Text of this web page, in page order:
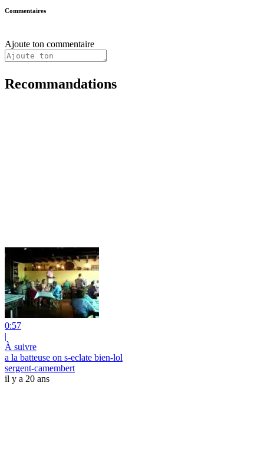
Commentaires
Ajoute ton commentaire
Recommandations
0:57
|
À suivre
a la batteuse on s-eclate bien-lol
sergent-camembert
il y a 20 ans